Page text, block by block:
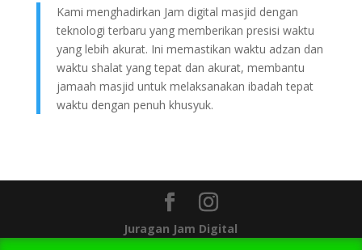
Kami menghadirkan Jam digital masjid dengan
teknologi terbaru yang memberikan presisi waktu
yang lebih akurat. Ini memastikan waktu adzan dan
waktu shalat yang tepat dan akurat, membantu
jamaah masjid untuk melaksanakan ibadah tepat
waktu dengan penuh khusyuk.
Juragan Jam Digital